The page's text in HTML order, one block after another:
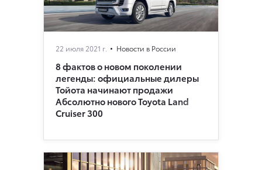
22 июля 2021 г. Новости в России
8 фактов о новом поколении
легенды: официальные дилеры
Тойота начинают продажи
Абсолютно нового Toyota Land
Cruiser 300